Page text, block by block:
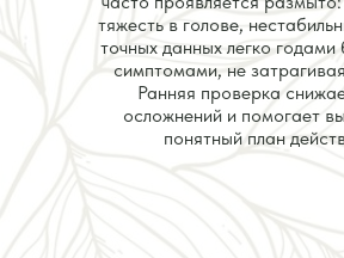
тяжесть в голове,
точных данных легко годами
симптомами, не
Ранняя проверка
осложнений и помогает
понятный план